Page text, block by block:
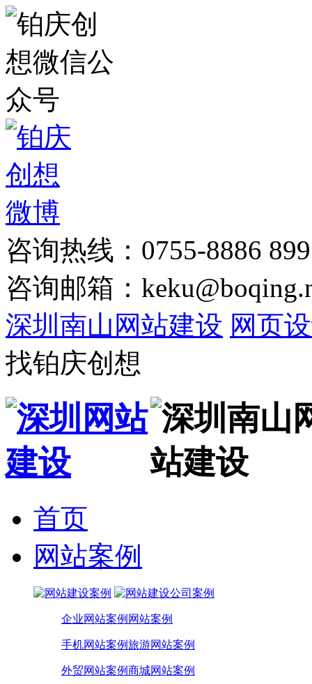
咨询热线：0755-8886
咨询邮箱：
深圳南山网站建设 网页
找铂庆创想
首页
网站案例
企业网站案例 网站案例
手机网站案例旅游网站案例
外贸网站案例商城网站案例